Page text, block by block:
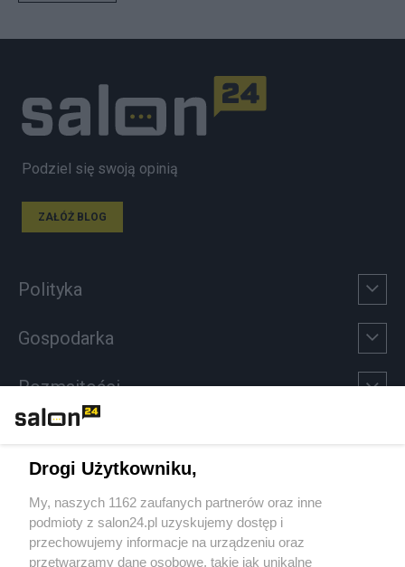
Podziel się swoją opinią
ZAŁÓŻ BLOG
Polityka
Gospodarka
Rozmaitości
Sport
Społeczeństwo
Drogi Użytkowniku,
My, naszych 1162 zaufanych partnerów oraz inne
podmioty z salon24.pl uzyskujemy dostęp i
przechowujemy informacje na urządzeniu oraz
przetwarzamy dane osobowe, takie jak unikalne